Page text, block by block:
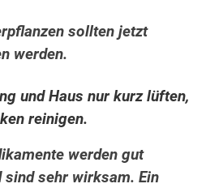
sollten jetzt
werden.
und Haus nur kurz lüften,
reinigen.
werden gut
sind sehr wirksam. Ein